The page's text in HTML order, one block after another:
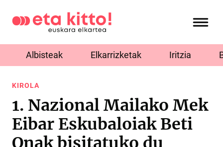
Albisteak Elkarrizketak Iritzia
KIROLA
1. Nazional Mailako Mek
Eibar Eskubaloiak Beti
Onak bisitatuko du